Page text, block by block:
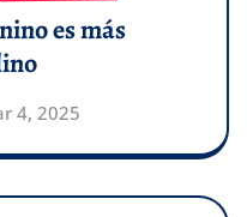
es más
4, 2025